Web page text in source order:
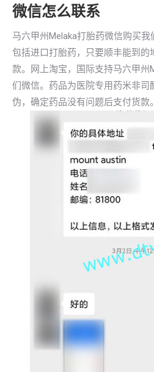
微信怎么联系
马六甲州Melaka打胎药微信购买我
包括进口打胎药，只要顺丰能到的
款。网上淘宝，国际支持马六甲州
们微信。药品为医院专用药米非司
伪，确定药品没有问题后支付货款。